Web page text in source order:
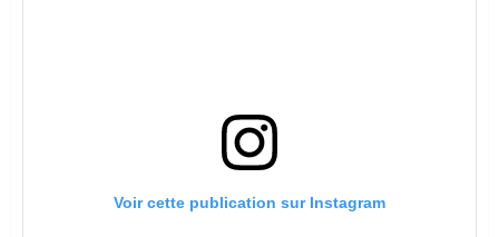
Voir cette publication sur Instagram